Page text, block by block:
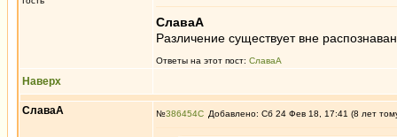
СлаваА
Различение существует вне
Ответы на этот пост: СлаваА
Наверх
СлаваА №386454 Добавлено: Сб 24 Фев 18, 17:41 (8 лет